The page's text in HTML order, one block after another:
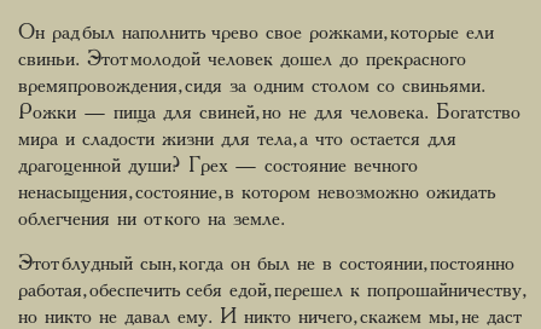
Он рад был наполнить чрево свое рожками, которые ели
свиньи. Этот молодой человек дошел до прекрасного
времяпровождения, сидя за одним столом со свиньями.
Рожки — пища для свиней, но не для человека. Богатство
мира и сладости жизни для тела, а что остается для
драгоценной души? Грех — состояние вечного
ненасыщения, состояние, в котором невозможно ожидать
облегчения ни от кого на земле.
Этот блудный сын, когда он был не в состоянии, постоянно
работая, обеспечить себя едой, перешел к попрошайничеству,
но никто не давал ему. И никто ничего, скажем мы, не даст